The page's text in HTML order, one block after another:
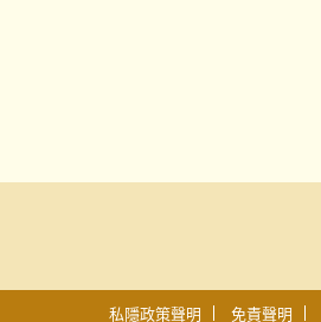
私隱政策聲明 免責聲明